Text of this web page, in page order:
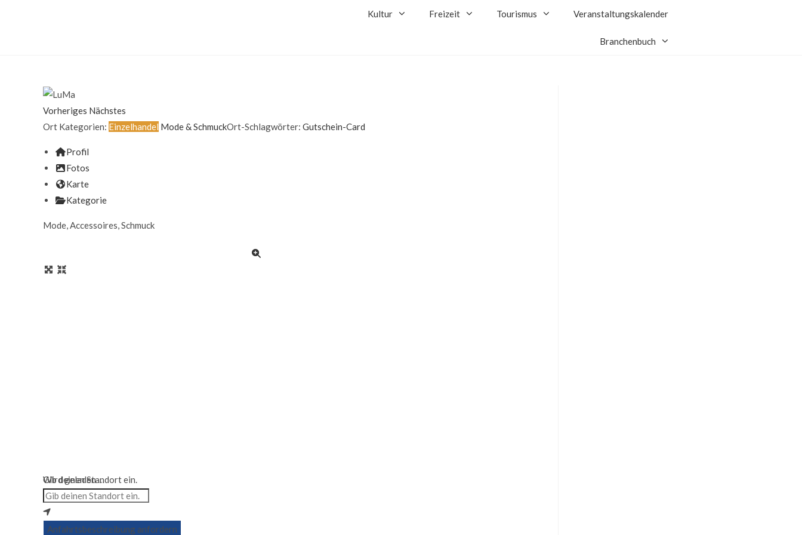
Kultur Freizeit Tourismus Veranstaltungskalender
Branchenbuch
Vorheriges Nächstes
Ort Kategorien: Einzelhandel Mode & SchmuckOrt-Schlagwörter: Gutschein-Card
Profil
Fotos
Karte
Kategorie
Mode, Accessoires, Schmuck
Wird geladen …
Gib deinen Standort ein.
Anfahrtsbeschreibung anfordern